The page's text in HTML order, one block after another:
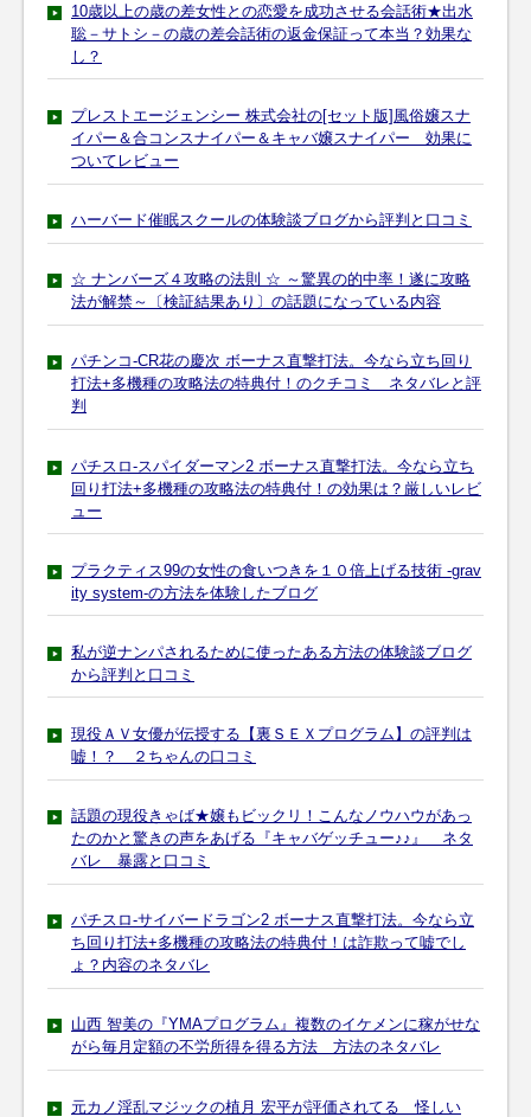
10歳以上の歳の差女性との恋愛を成功させる会話術★出水
聡－サトシ－の歳の差会話術の返金保証って本当？効果な
し？
プレストエージェンシー 株式会社の[セット版]風俗嬢スナ
イパー＆合コンスナイパー＆キャバ嬢スナイパー 効果に
ついてレビュー
ハーバード催眠スクールの体験談ブログから評判と口コミ
☆ ナンバーズ４攻略の法則 ☆ ～驚異の的中率！遂に攻略
法が解禁～〔検証結果あり〕の話題になっている内容
パチンコ-CR花の慶次 ボーナス直撃打法。今なら立ち回り
打法+多機種の攻略法の特典付！のクチコミ ネタバレと評
判
パチスロ-スパイダーマン2 ボーナス直撃打法。今なら立ち
回り打法+多機種の攻略法の特典付！の効果は？厳しいレビ
ュー
プラクティス99の女性の食いつきを１０倍上げる技術 -grav
ity system-の方法を体験したブログ
私が逆ナンパされるために使ったある方法の体験談ブログ
から評判と口コミ
現役ＡＶ女優が伝授する【裏ＳＥＸプログラム】の評判は
嘘！？ ２ちゃんの口コミ
話題の現役きゃば★嬢もビックリ！こんなノウハウがあっ
たのかと驚きの声をあげる『キャバゲッチュー♪♪』 ネタ
バレ 暴露と口コミ
パチスロ-サイバードラゴン2 ボーナス直撃打法。今なら立
ち回り打法+多機種の攻略法の特典付！は詐欺って嘘でし
ょ？内容のネタバレ
山西 智美の『YMAプログラム』複数のイケメンに稼がせな
がら毎月定額の不労所得を得る方法 方法のネタバレ
元カノ淫乱マジックの植月 宏平が評価されてる 怪しい